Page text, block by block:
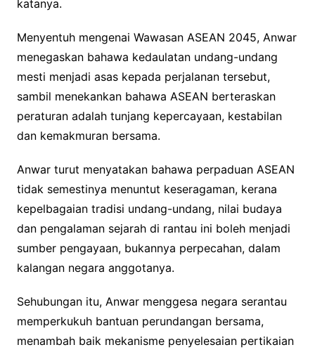
katanya.
Menyentuh mengenai Wawasan ASEAN 2045, Anwar
menegaskan bahawa kedaulatan undang-undang
mesti menjadi asas kepada perjalanan tersebut,
sambil menekankan bahawa ASEAN berteraskan
peraturan adalah tunjang kepercayaan, kestabilan
dan kemakmuran bersama.
Anwar turut menyatakan bahawa perpaduan ASEAN
tidak semestinya menuntut keseragaman, kerana
kepelbagaian tradisi undang-undang, nilai budaya
dan pengalaman sejarah di rantau ini boleh menjadi
sumber pengayaan, bukannya perpecahan, dalam
kalangan negara anggotanya.
Sehubungan itu, Anwar menggesa negara serantau
memperkukuh bantuan perundangan bersama,
menambah baik mekanisme penyelesaian pertikaian